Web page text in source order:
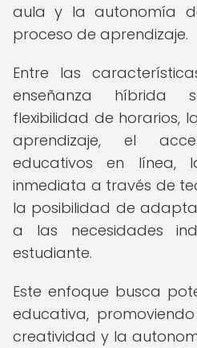
aula y la autonomía
proceso de aprendizaje.
Entre las
enseñanza híbrida
flexibilidad de horarios,
aprendizaje, el
educativos en línea,
inmediata a través de
la posibilidad de
a las necesidades
estudiante.
Este enfoque busca
educativa,
creatividad y la